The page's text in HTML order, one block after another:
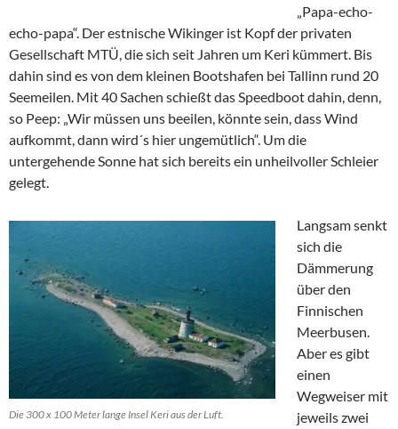
„Papa-echo-
echo-papa“. Der estnische Wikinger ist Kopf der privaten
Gesellschaft MTÜ, die sich seit Jahren um Keri kümmert. Bis
dahin sind es von dem kleinen Bootshafen bei Tallinn rund 20
Seemeilen. Mit 40 Sachen schießt das Speedboot dahin, denn,
so Peep: „Wir müssen uns beeilen, könnte sein, dass Wind
aufkommt, dann wird´s hier ungemütlich“. Um die
untergehende Sonne hat sich bereits ein unheilvoller Schleier
gelegt.
Die 300 x 100 Meter lange Insel Keri aus der Luft.
Langsam senkt
sich die
Dämmerung
über den
Finnischen
Meerbusen.
Aber es gibt
einen
Wegweiser mit
jeweils zwei